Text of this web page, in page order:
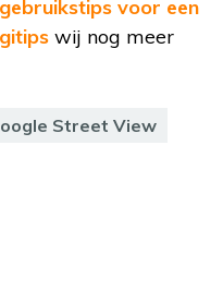
gebruikstips voor een
wij nog meer
Street View